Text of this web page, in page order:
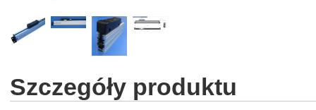
Szczegóły produktu